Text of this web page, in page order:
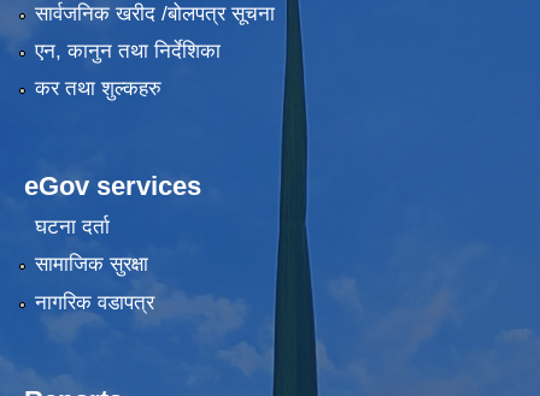
सार्वजनिक खरीद /बोलपत्र सूचना
एन, कानुन तथा निर्देशिका
कर तथा शुल्कहरु
eGov services
घटना दर्ता
सामाजिक सुरक्षा
नागरिक वडापत्र